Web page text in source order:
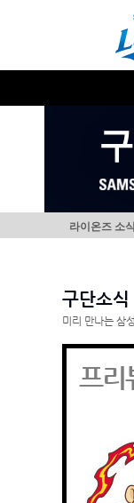
라이온즈 소식
구단소식
미리 만나는 삼
프리